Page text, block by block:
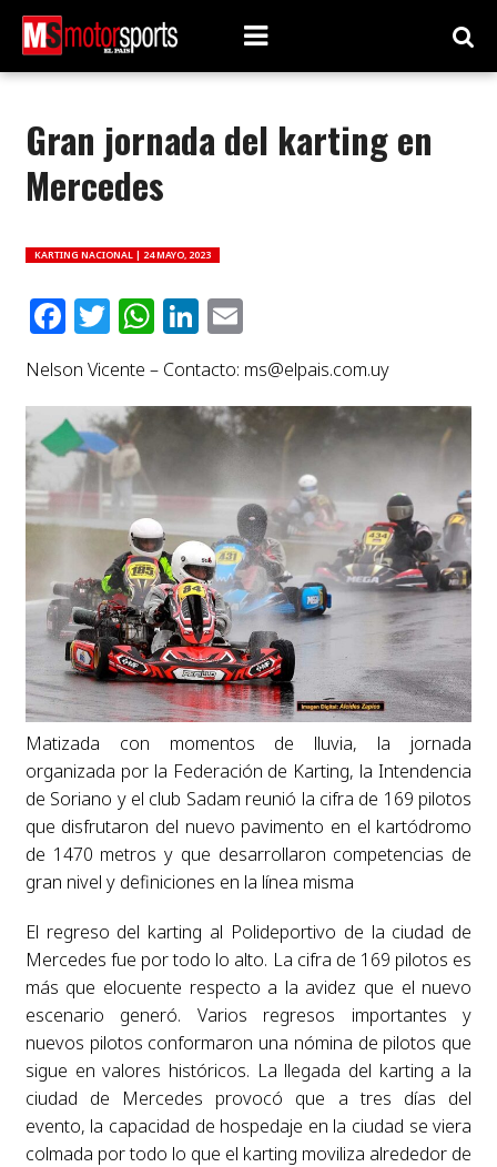
Gran jornada del karting en
Mercedes
KARTING NACIONAL | 24 MAYO, 2023
Facebook
Twitter
WhatsApp
LinkedIn
Email
Nelson Vicente – Contacto: ms@elpais.com.uy
Matizada con momentos de lluvia, la jornada
organizada por la Federación de Karting, la Intendencia
de Soriano y el club Sadam reunió la cifra de 169 pilotos
que disfrutaron del nuevo pavimento en el kartódromo
de 1470 metros y que desarrollaron competencias de
gran nivel y definiciones en la línea misma
El regreso del karting al Polideportivo de la ciudad de
Mercedes fue por todo lo alto. La cifra de 169 pilotos es
más que elocuente respecto a la avidez que el nuevo
escenario generó. Varios regresos importantes y
nuevos pilotos conformaron una nómina de pilotos que
sigue en valores históricos. La llegada del karting a la
ciudad de Mercedes provocó que a tres días del
evento, la capacidad de hospedaje en la ciudad se viera
colmada por todo lo que el karting moviliza alrededor de